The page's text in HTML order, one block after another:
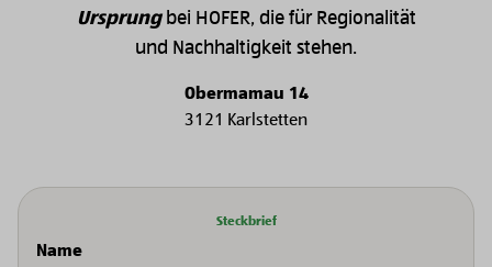
Ursprungbei HOFER, die für Regionalität
und Nachhaltigkeit stehen.
Obermamau 14
3121 Karlstetten
Steckbrief
Name